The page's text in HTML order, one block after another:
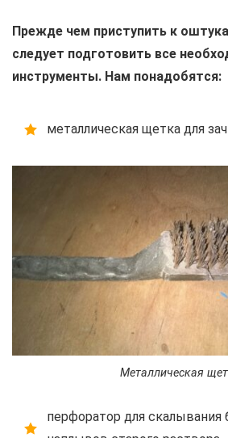
Прежде чем приступить к
следует подготовить все
инструменты. Нам понадобятся:
металлическая щетка для
Металлическая
перфоратор для скалывания